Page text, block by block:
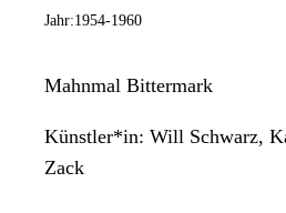
Jahr:1954-1960
Mahnmal Bittermark
Künstler*in: Will Schwarz,
Zack